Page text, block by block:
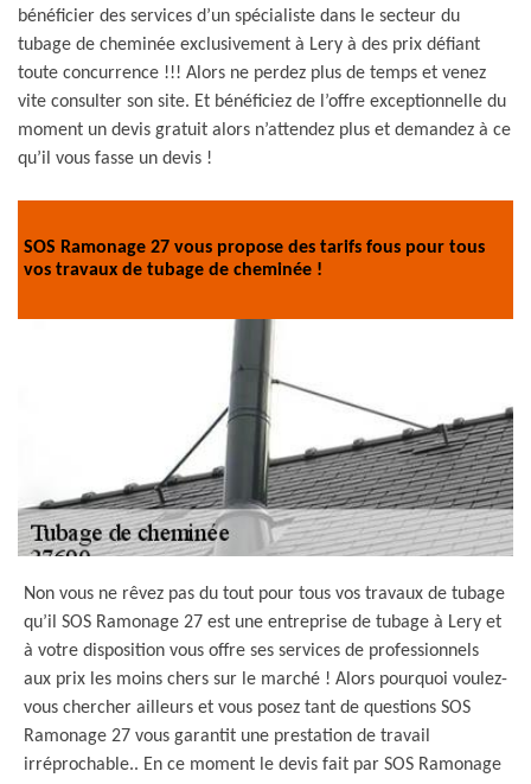
bénéficier des services d’un spécialiste dans le secteur du
tubage de cheminée exclusivement à Lery à des prix défiant
toute concurrence !!! Alors ne perdez plus de temps et venez
vite consulter son site. Et bénéficiez de l’offre exceptionnelle du
moment un devis gratuit alors n’attendez plus et demandez à ce
qu’il vous fasse un devis !
SOS Ramonage 27 vous propose des tarifs fous pour tous
vos travaux de tubage de cheminée !
Non vous ne rêvez pas du tout pour tous vos travaux de tubage
qu’il SOS Ramonage 27 est une entreprise de tubage à Lery et
à votre disposition vous offre ses services de professionnels
aux prix les moins chers sur le marché ! Alors pourquoi voulez-
vous chercher ailleurs et vous posez tant de questions SOS
Ramonage 27 vous garantit une prestation de travail
irréprochable.. En ce moment le devis fait par SOS Ramonage